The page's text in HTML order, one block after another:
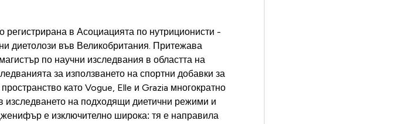
в Асоциацията по нутриционисти -
диетолози във Великобритания. Притежава
по научни изследвания в областта на
за използването на спортни добавки за
като Vogue, Elle и Grazia многократно
на подходящи диетични режими и
е изключително широка: тя е направила